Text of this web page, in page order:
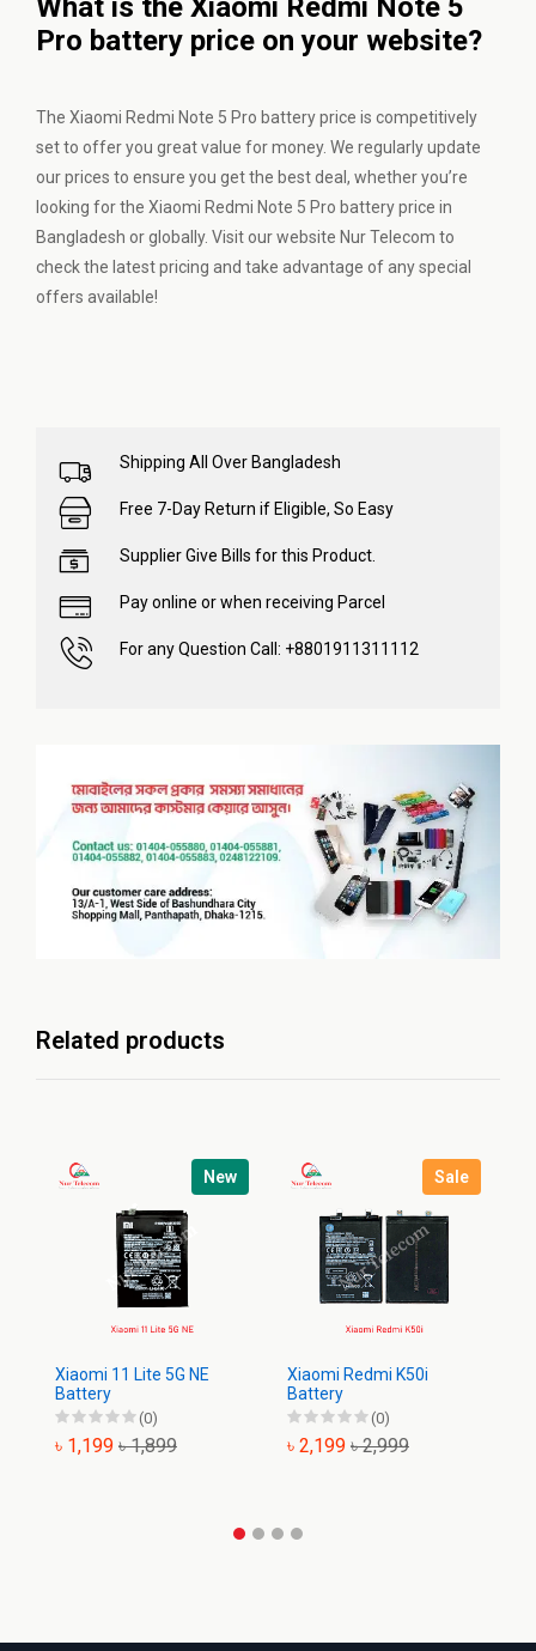
What is the Xiaomi Redmi Note 5
Pro battery price on your website?
The Xiaomi Redmi Note 5 Pro battery price is competitively
set to offer you great value for money. We regularly update
our prices to ensure you get the best deal, whether you’re
looking for the Xiaomi Redmi Note 5 Pro battery price in
Bangladesh or globally. Visit our website Nur Telecom to
check the latest pricing and take advantage of any special
offers available!
Shipping All Over Bangladesh
Free 7-Day Return if Eligible, So Easy
Supplier Give Bills for this Product.
Pay online or when receiving Parcel
For any Question Call: +8801911311112
Related products
New
Xiaomi 11 Lite 5G NE
Battery
(0)
৳ 1,199 ৳ 1,899
Sale
Xiaomi Redmi K50i
Battery
(0)
৳ 2,199 ৳ 2,999